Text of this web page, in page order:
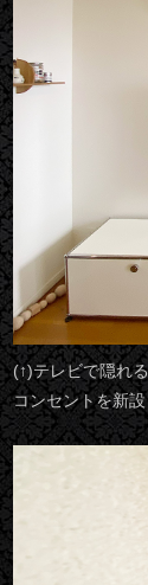
(↑)テレビで隠れ
コンセントを新